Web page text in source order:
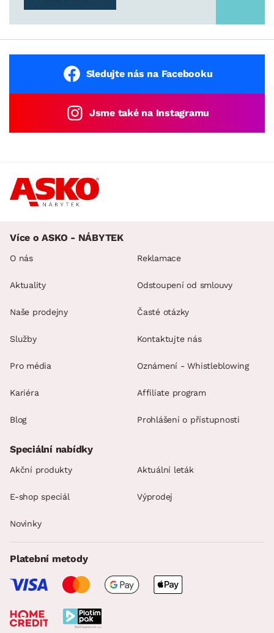
Sledujte nás na Facebooku
Jsme také na Instagramu
Více o ASKO - NÁBYTEK
O nás
Aktuality
Naše prodejny
Služby
Pro média
Kariéra
Blog
Reklamace
Odstoupení od smlouvy
Časté otázky
Kontaktujte nás
Oznámení - Whistleblowing
Affiliate program
Prohlášení o přístupnosti
Speciální nabídky
Akční produkty Aktuální leták
E-shop speciál Výprodej
Novinky
Platební metody